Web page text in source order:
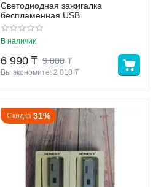
Светодиодная зажигалка
беспламенная USB
В наличии
9 000 ₸
6 990 ₸
Вы экономите: 2 010 ₸
Скидка 31%